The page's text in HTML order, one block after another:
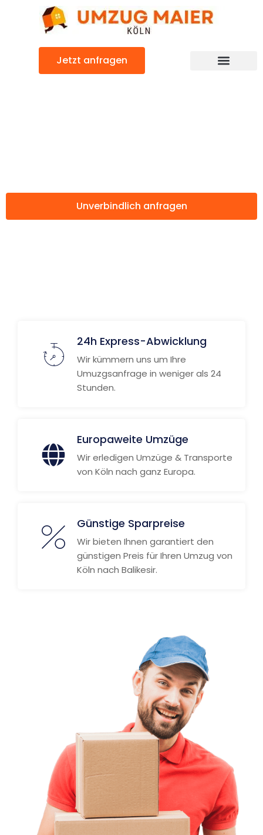
Jetzt anfragen
Unverbindlich anfragen
24h Express-Abwicklung
Wir kümmern uns um Ihre
Umuzgsanfrage in weniger als 24
Stunden.
Europaweite Umzüge
Wir erledigen Umzüge & Transporte
von Köln nach ganz Europa.
Günstige Sparpreise
Wir bieten Ihnen garantiert den
günstigen Preis für Ihren Umzug von
Köln nach Balikesir.